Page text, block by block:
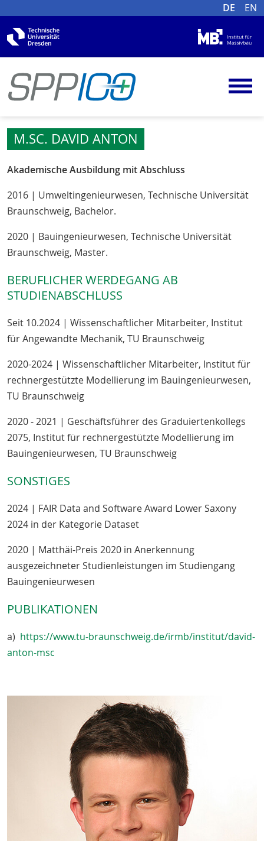
DE EN
M.SC. DAVID ANTON
Akademische Ausbildung mit Abschluss
2016 | Umweltingenieurwesen, Technische Universität
Braunschweig, Bachelor.
2020 | Bauingenieurwesen, Technische Universität
Braunschweig, Master.
BERUFLICHER WERDEGANG AB
STUDIENABSCHLUSS
Seit 10.2024 | Wissenschaftlicher Mitarbeiter, Institut
für Angewandte Mechanik, TU Braunschweig
2020-2024 | Wissenschaftlicher Mitarbeiter, Institut für
rechnergestützte Modellierung im Bauingenieurwesen,
TU Braunschweig
2020 - 2021 | Geschäftsführer des Graduiertenkollegs
2075, Institut für rechnergestützte Modellierung im
Bauingenieurwesen, TU Braunschweig
SONSTIGES
2024 | FAIR Data and Software Award Lower Saxony
2024 in der Kategorie Dataset
2020 | Matthäi-Preis 2020 in Anerkennung
ausgezeichneter Studienleistungen im Studiengang
Bauingenieurwesen
PUBLIKATIONEN
a) https://www.tu-braunschweig.de/irmb/institut/david-
anton-msc